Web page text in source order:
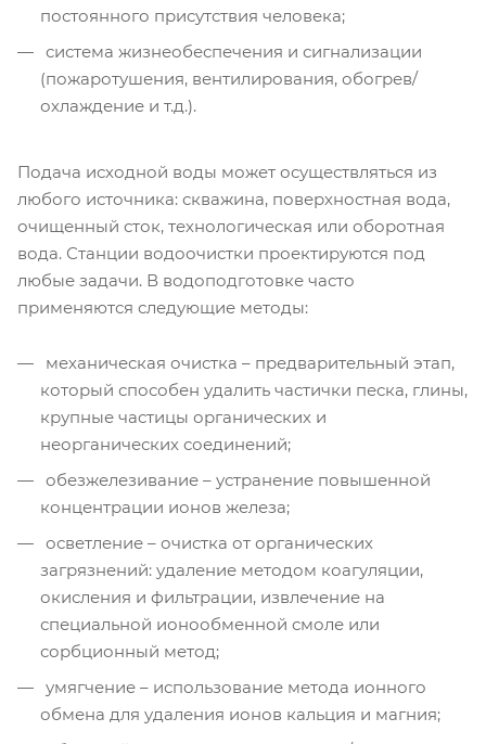
постоянного присутствия человека;
система жизнеобеспечения и сигнализации
(пожаротушения, вентилирования, обогрев/
охлаждение и т.д.).
Подача исходной воды может осуществляться из
любого источника: скважина, поверхностная вода,
очищенный сток, технологическая или оборотная
вода. Станции водоочистки проектируются под
любые задачи. В водоподготовке часто
применяются следующие методы:
механическая очистка – предварительный этап,
который способен удалить частички песка, глины,
крупные частицы органических и
неорганических соединений;
обезжелезивание – устранение повышенной
концентрации ионов железа;
осветление – очистка от органических
загрязнений: удаление методом коагуляции,
окисления и фильтрации, извлечение на
специальной ионообменной смоле или
сорбционный метод;
умягчение – использование метода ионного
обмена для удаления ионов кальция и магния;